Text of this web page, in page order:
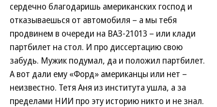
сердечно благодаришь американских господ и
отказываешься от автомобиля – а мы тебя
продвинем в очереди на ВАЗ-21013 – или клади
партбилет на стол. И про диссертацию свою
забудь. Мужик подумал, да и положил партбилет.
А вот дали ему «Форд» американцы или нет –
неизвестно. Тетя Аня из института ушла, а за
пределами НИИ про эту историю никто и не знал.